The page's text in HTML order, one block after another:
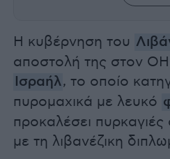
Η κυβέρνηση του
αποστολή της στον
Ισραήλ, το οποίο
πυρομαχικά με λευκό
προκαλέσει
με τη λιβανέζικη